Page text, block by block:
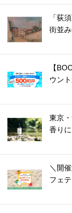
「荻
街並
【
ウン
東京
香り
＼開
フェ